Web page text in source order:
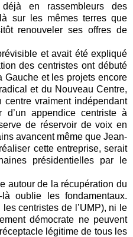
en rassembleurs des
sur les mêmes terres que
renouveler ses offres de
et avait été expliqué
des centristes ont débuté
et les projets encore
et du Nouveau Centre,
centre vraiment indépendant
d’un appendice centriste à
de réservoir de voix en
avancent même que Jean-
cette entreprise, serait
présidentielles par le
autour de la récupération du
oublie les fondamentaux.
centristes de l’UMP), ni le
démocrate ne peuvent
légitime de tous les